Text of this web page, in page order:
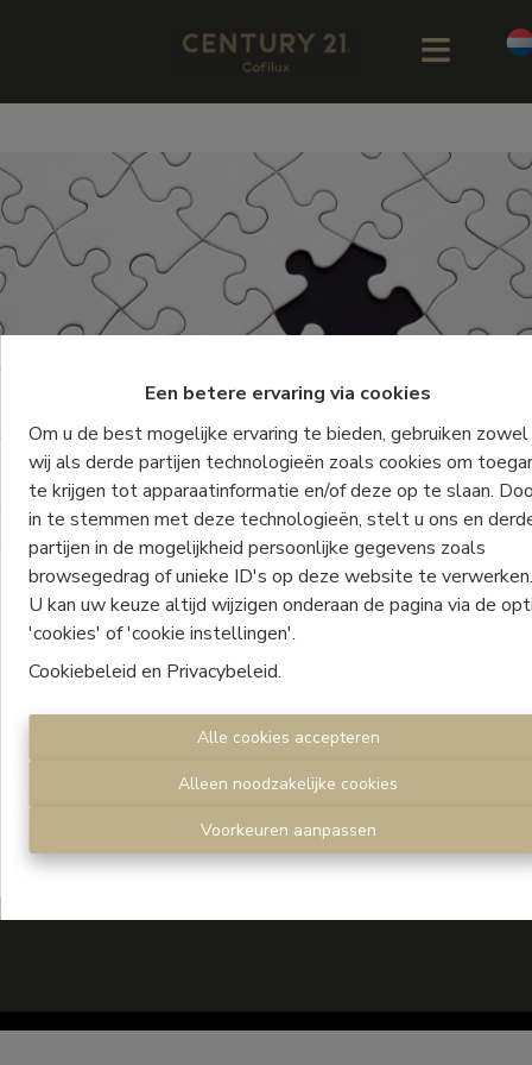
Een betere ervaring via cookies
Om u de best mogelijke ervaring te bieden, gebruiken zowel
wij als derde partijen technologieën zoals cookies om
te krijgen tot apparaatinformatie en/of deze op te slaan.
in te stemmen met deze technologieën, stelt u ons en
partijen in de mogelijkheid persoonlijke gegevens zoals
browsegedrag of unieke ID's op deze website te
U kan uw keuze altijd wijzigen onderaan de pagina via de
'cookies' of 'cookie instellingen'.
Cookiebeleid en Privacybeleid.
Alle cookies accepteren
Alleen noodzakelijke cookies
Voorkeuren aanpassen
Oeps, deze pagina bestaat
niet meer